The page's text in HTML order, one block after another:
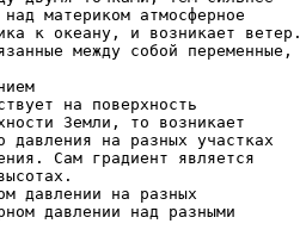
материком атмосферное
к океану, и возникает ветер.
между собой переменные,
на поверхность
Земли, то возникает
давления на разных участках
Сам градиент является
давлении на разных
давлении над разными